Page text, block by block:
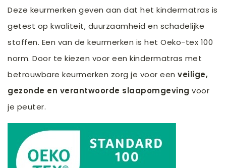
Deze keurmerken geven aan dat het kindermatras is
getest op kwaliteit, duurzaamheid en schadelijke
stoffen. Een van de keurmerken is het Oeko-tex 100
norm. Door te kiezen voor een kindermatras met
betrouwbare keurmerken zorg je voor een veilige,
gezonde en verantwoorde slaapomgeving voor
je peuter.